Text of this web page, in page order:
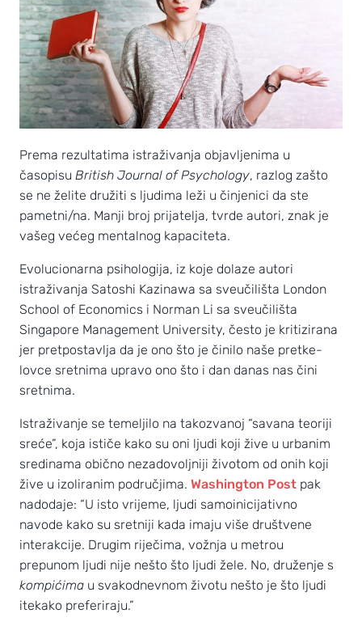
Prema rezultatima istraživanja objavljenima u
časopisu British Journal of Psychology, razlog zašto
se ne želite družiti s ljudima leži u činjenici da ste
pametni/na. Manji broj prijatelja, tvrde autori, znak je
vašeg većeg mentalnog kapaciteta.
Evolucionarna psihologija, iz koje dolaze autori
istraživanja Satoshi Kazinawa sa sveučilišta London
School of Economics i Norman Li sa sveučilišta
Singapore Management University, često je kritizirana
jer pretpostavlja da je ono što je činilo naše pretke-
lovce sretnima upravo ono što i dan danas nas čini
sretnima.
Istraživanje se temeljilo na takozvanoj “savana teoriji
sreće”, koja ističe kako su oni ljudi koji žive u urbanim
sredinama obično nezadovoljniji životom od onih koji
žive u izoliranim područjima. Washington Post pak
nadodaje: “U isto vrijeme, ljudi samoinicijativno
navode kako su sretniji kada imaju više društvene
interakcije. Drugim riječima, vožnja u metrou
prepunom ljudi nije nešto što ljudi žele. No, druženje s
kompićima u svakodnevnom životu nešto je što ljudi
itekako preferiraju.”